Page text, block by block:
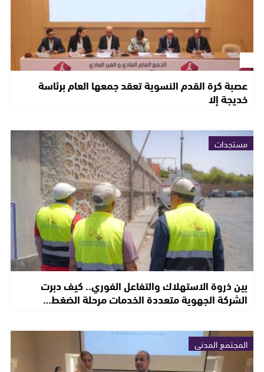
عصبة كرة القدم النسوية تعقد جمعها العام برئاسة
خديجة إلا
مستجدات
بين ذروة الاستهلاك والتفاعل الفوري.. كيف دبرت
الشركة الجهوية متعددة الخدمات مرحلة الضغط…
المجتمع المدني